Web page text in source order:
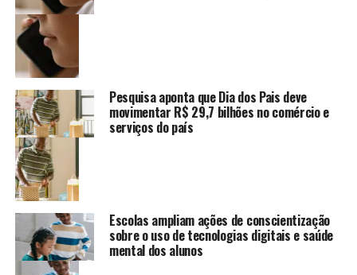
Pesquisa aponta que Dia dos Pais deve
movimentar R$ 29,7 bilhões no comércio e
serviços do país
Escolas ampliam ações de conscientização
sobre o uso de tecnologias digitais e saúde
mental dos alunos